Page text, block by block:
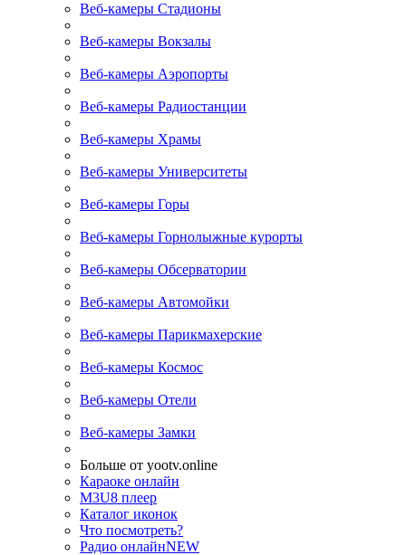
Веб-камеры Стадионы
Веб-камеры Вокзалы
Веб-камеры Аэропорты
Веб-камеры Радиостанции
Веб-камеры Храмы
Веб-камеры Университеты
Веб-камеры Горы
Веб-камеры Горнолыжные курорты
Веб-камеры Обсерватории
Веб-камеры Автомойки
Веб-камеры Парикмахерские
Веб-камеры Космос
Веб-камеры Отели
Веб-камеры Замки
Больше от yootv.online
Караоке онлайн
M3U8 плеер
Каталог иконок
Что посмотреть?
Радио онлайнNEW